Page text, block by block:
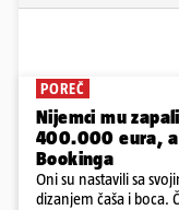
POREČ
Nijemci mu
400.000 eura, a
Bookinga
Oni su nastavili sa
dizanjem čaša i boca.